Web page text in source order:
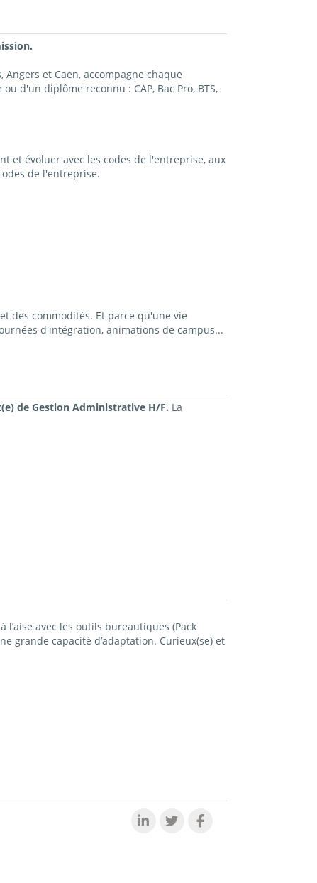
et Caen, accompagne chaque
d'un diplôme reconnu : CAP, Bac Pro, BTS,
et évoluer avec les codes de l'entreprise, aux
de l'entreprise.
des commodités. Et parce qu'une vie
d'intégration, animations de campus...
de Gestion Administrative H/F. La
avec les outils bureautiques (Pack
grande capacité d’adaptation. Curieux(se) et